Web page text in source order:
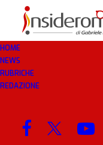
HOME
NEWS
RUBRICHE
REDAZIONE
MENU